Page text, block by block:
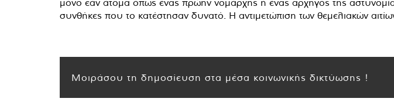
μόνο εάν άτομα όπως ένας πρώην νομάρχης ή ένας αρχηγός της
συνθήκες που το κατέστησαν δυνατό. Η αντιμετώπιση των θεμελιακών
Μοιράσου τη δημοσίευση στα μέσα κοινωνικής δικτύωσης !